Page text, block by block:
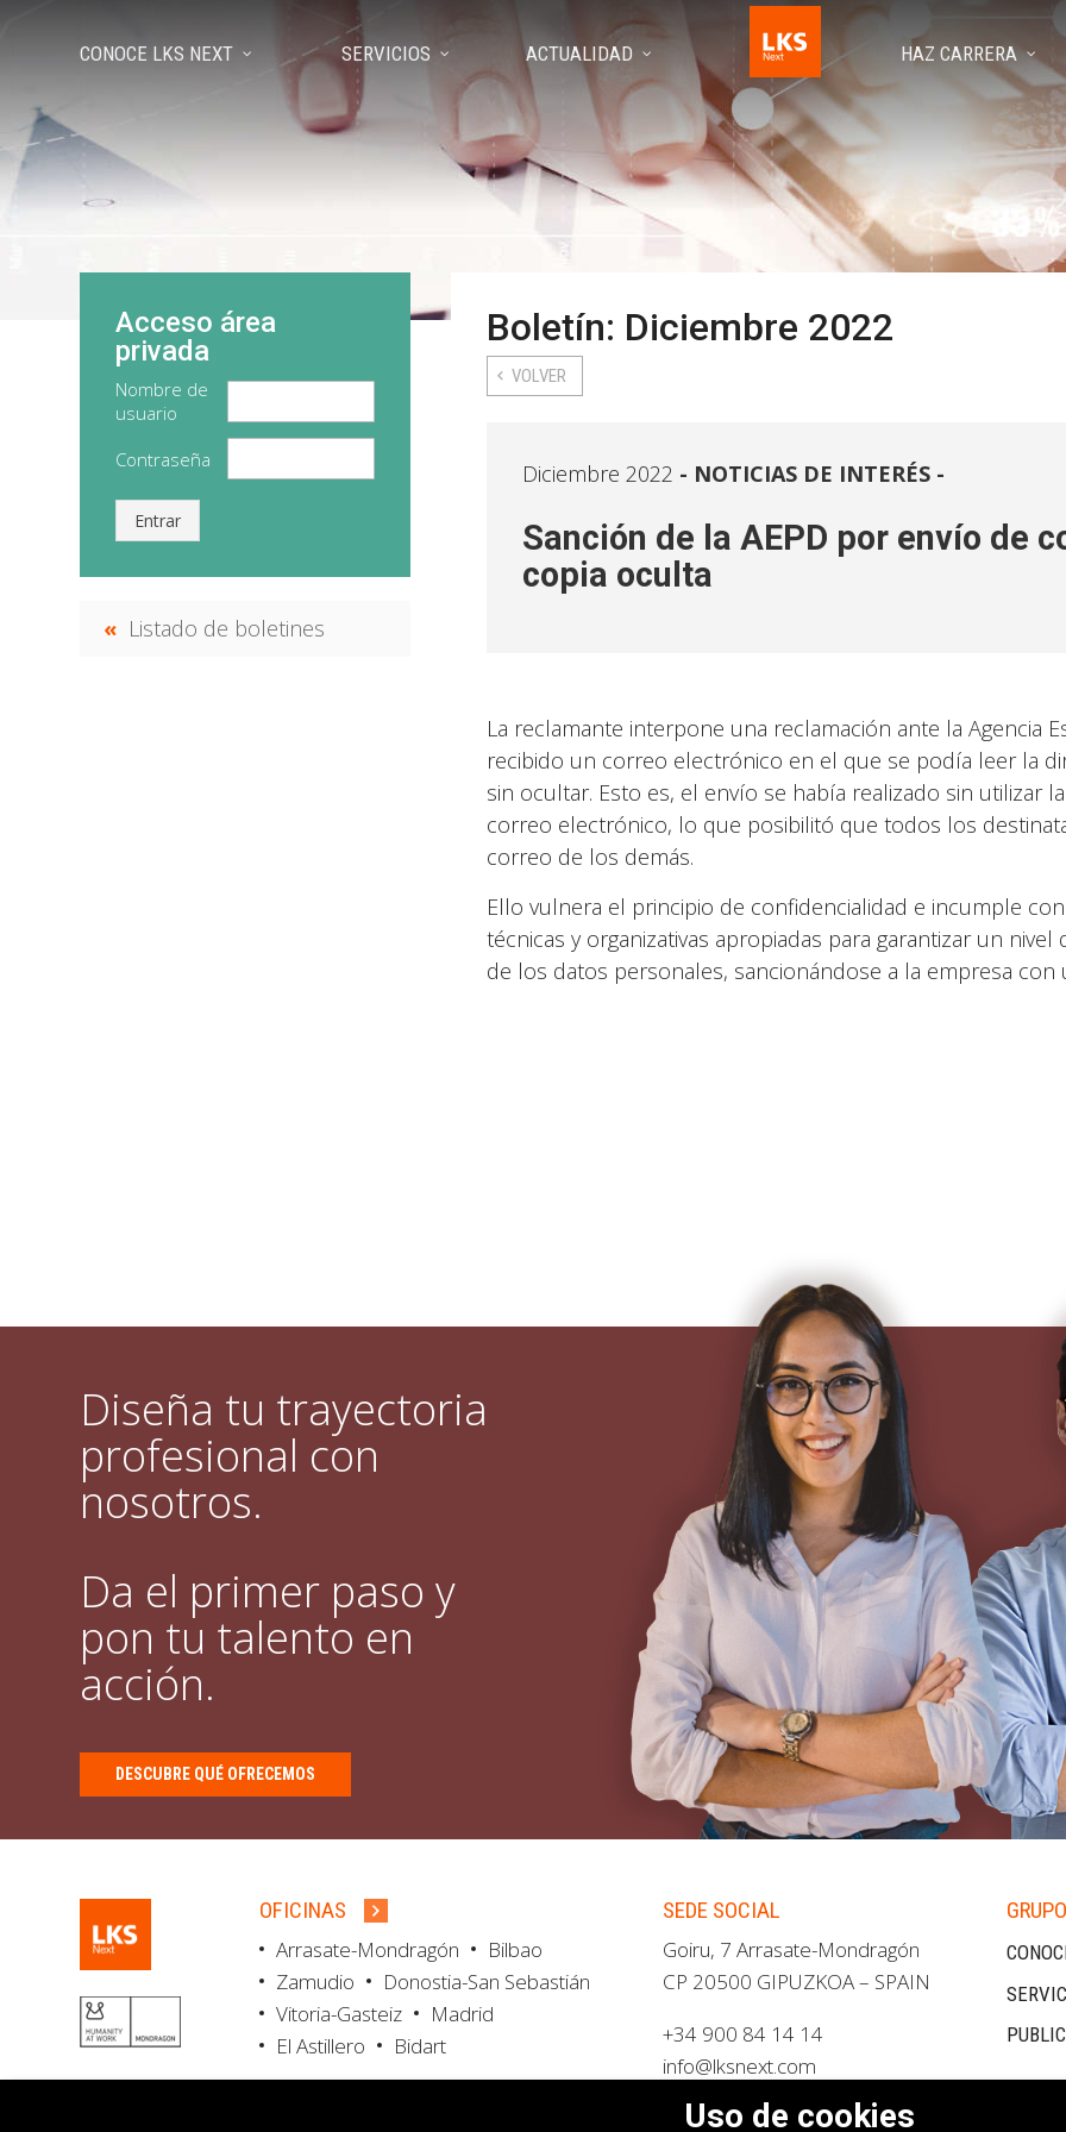
CONOCE LKS NEXT SERVICIOS ACTUALIDAD HAZ CARRERA
Boletín: Diciembre 2022
VOLVER
Diciembre 2022 NOTICIAS DE INTERÉS -
Sanción de la AEPD por envío de
copia oculta
La reclamante interpone una reclamación ante la Agencia
recibido un correo electrónico en el que se podía leer la
sin ocultar. Esto es, el envío se había realizado sin utilizar
correo electrónico, lo que posibilitó que todos los
correo de los demás.
Ello vulnera el principio de confidencialidad e incumple
técnicas y organizativas apropiadas para garantizar un
de los datos personales, sancionándose a la empresa con
Acceso área
privada
Nombre de
usuario
Contraseña
Entrar
Listado de boletines
Diseña tu trayectoria
profesional con
nosotros.
Da el primer paso y
pon tu talento en
acción.
DESCUBRE QUÉ OFRECEMOS
OFICINAS
Arrasate-Mondragón
Bilbao
Zamudio
Donostia-San Sebastián
Vitoria-Gasteiz
Madrid
El Astillero
Bidart
SEDE SOCIAL
Goiru, 7 Arrasate-Mondragón
CP 20500 GIPUZKOA – SPAIN
+34 900 84 14 14
info@lksnext.com
Uso de cookies